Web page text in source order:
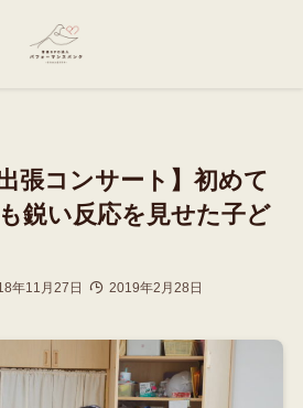
出張コンサート】初めて
鋭い反応を見せた子ど
年11月27日 2019年2月28日